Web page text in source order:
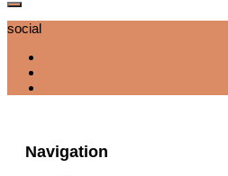
social
Navigation